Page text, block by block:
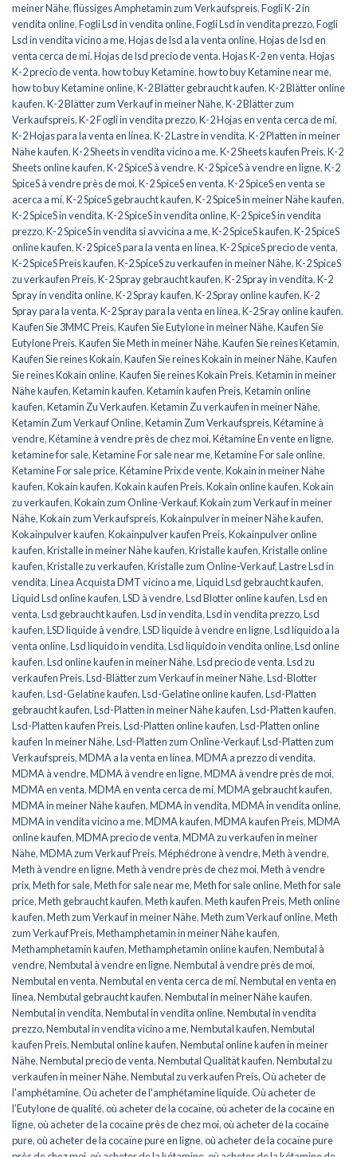
meiner Nähe,flüssiges Amphetamin zum Verkaufspreis,Fogli K-2 in
vendita online,Fogli Lsd in vendita online,Fogli Lsd in vendita prezzo,Fogli
Lsd in vendita vicino a me,Hojas de lsd a la venta online,Hojas de lsd en
venta cerca de mí,Hojas de lsd precio de venta,Hojas K-2 en venta,Hojas
K-2 precio de venta,how to buy Ketamine,how to buy Ketamine near me,
how to buy Ketamine online,K-2 Blätter gebraucht kaufen,K-2 Blätter online
kaufen,K-2 Blätter zum Verkauf in meiner Nähe,K-2 Blätter zum
Verkaufspreis,K-2 Fogli in vendita prezzo,K-2 Hojas en venta cerca de mí,
K-2 Hojas para la venta en línea,K-2 Lastre in vendita,K-2 Platten in meiner
Nähe kaufen,K-2 Sheets in vendita vicino a me,K-2 Sheets kaufen Preis,K-2
Sheets online kaufen,K-2 SpiceS à vendre,K-2 SpiceS à vendre en ligne,K-2
SpiceS à vendre près de moi,K-2 SpiceS en venta,K-2 SpiceS en venta se
acerca a mí,K-2 SpiceS gebraucht kaufen,K-2 SpiceS in meiner Nähe kaufen,
K-2 SpiceS in vendita,K-2 SpiceS in vendita online,K-2 SpiceS in vendita
prezzo,K-2 SpiceS in vendita si avvicina a me,K-2 SpiceS kaufen,K-2 SpiceS
online kaufen,K-2 SpiceS para la venta en línea,K-2 SpiceS precio de venta,
K-2 SpiceS Preis kaufen,K-2 SpiceS zu verkaufen in meiner Nähe,K-2 SpiceS
zu verkaufen Preis,K-2 Spray gebraucht kaufen,K-2 Spray in vendita,K-2
Spray in vendita online,K-2 Spray kaufen,K-2 Spray online kaufen,K-2
Spray para la venta,K-2 Spray para la venta en línea,K-2 Sray online kaufen,
Kaufen Sie 3MMC Preis,Kaufen Sie Eutylone in meiner Nähe,Kaufen Sie
Eutylone Preis,Kaufen Sie Meth in meiner Nähe,Kaufen Sie reines Ketamin,
Kaufen Sie reines Kokain,Kaufen Sie reines Kokain in meiner Nähe,Kaufen
Sie reines Kokain online,Kaufen Sie reines Kokain Preis,Ketamin in meiner
Nähe kaufen,Ketamin kaufen,Ketamin kaufen Preis,Ketamin online
kaufen,Ketamin Zu Verkaufen,Ketamin Zu verkaufen in meiner Nähe,
Ketamin Zum Verkauf Online,Ketamin Zum Verkaufspreis,Kétamine à
vendre,Kétamine à vendre près de chez moi,Kétamine En vente en ligne,
ketamine for sale,Ketamine For sale near me,Ketamine For sale online,
Ketamine For sale price,Kétamine Prix de vente,Kokain in meiner Nähe
kaufen,Kokain kaufen,Kokain kaufen Preis,Kokain online kaufen,Kokain
zu verkaufen,Kokain zum Online-Verkauf,Kokain zum Verkauf in meiner
Nähe,Kokain zum Verkaufspreis,Kokainpulver in meiner Nähe kaufen,
Kokainpulver kaufen,Kokainpulver kaufen Preis,Kokainpulver online
kaufen,Kristalle in meiner Nähe kaufen,Kristalle kaufen,Kristalle online
kaufen,Kristalle zu verkaufen,Kristalle zum Online-Verkauf,Lastre Lsd in
vendita,Linea Acquista DMT vicino a me,Liquid Lsd gebraucht kaufen,
Liquid Lsd online kaufen,LSD à vendre,Lsd Blotter online kaufen,Lsd en
venta,Lsd gebraucht kaufen,Lsd in vendita,Lsd in vendita prezzo,Lsd
kaufen,LSD liquide à vendre,LSD liquide à vendre en ligne,Lsd líquido a la
venta online,Lsd liquido in vendita,Lsd liquido in vendita online,Lsd online
kaufen,Lsd online kaufen in meiner Nähe,Lsd precio de venta,Lsd zu
verkaufen Preis,Lsd-Blätter zum Verkauf in meiner Nähe,Lsd-Blotter
kaufen,Lsd-Gelatine kaufen,Lsd-Gelatine online kaufen,Lsd-Platten
gebraucht kaufen,Lsd-Platten in meiner Nähe kaufen,Lsd-Platten kaufen,
Lsd-Platten kaufen Preis,Lsd-Platten online kaufen,Lsd-Platten online
kaufen In meiner Nähe,Lsd-Platten zum Online-Verkauf,Lsd-Platten zum
Verkaufspreis,MDMA a la venta en línea,MDMA a prezzo di vendita,
MDMA à vendre,MDMA à vendre en ligne,MDMA à vendre près de moi,
MDMA en venta,MDMA en venta cerca de mí,MDMA gebraucht kaufen,
MDMA in meiner Nähe kaufen,MDMA in vendita,MDMA in vendita online,
MDMA in vendita vicino a me,MDMA kaufen,MDMA kaufen Preis,MDMA
online kaufen,MDMA precio de venta,MDMA zu verkaufen in meiner
Nähe,MDMA zum Verkauf Preis,Méphédrone à vendre,Meth à vendre,
Meth à vendre en ligne,Meth à vendre près de chez moi,Meth à vendre
prix,Meth for sale,Meth for sale near me,Meth for sale online,Meth for sale
price,Meth gebraucht kaufen,Meth kaufen,Meth kaufen Preis,Meth online
kaufen,Meth zum Verkauf in meiner Nähe,Meth zum Verkauf online,Meth
zum Verkauf Preis,Methamphetamin in meiner Nähe kaufen,
Methamphetamin kaufen,Methamphetamin online kaufen,Nembutal à
vendre,Nembutal à vendre en ligne,Nembutal à vendre près de moi,
Nembutal en venta,Nembutal en venta cerca de mí,Nembutal en venta en
línea,Nembutal gebraucht kaufen,Nembutal in meiner Nähe kaufen,
Nembutal in vendita,Nembutal in vendita online,Nembutal in vendita
prezzo,Nembutal in vendita vicino a me,Nembutal kaufen,Nembutal
kaufen Preis,Nembutal online kaufen,Nembutal online kaufen in meiner
Nähe,Nembutal precio de venta,Nembutal Qualität kaufen,Nembutal zu
verkaufen in meiner Nähe,Nembutal zu verkaufen Preis,Où acheter de
l'amphétamine,Où acheter de l'amphétamine liquide,Où acheter de
l’Eutylone de qualité,où acheter de la cocaïne,où acheter de la cocaïne en
ligne,où acheter de la cocaïne près de chez moi,où acheter de la cocaïne
pure,où acheter de la cocaïne pure en ligne,où acheter de la cocaïne pure